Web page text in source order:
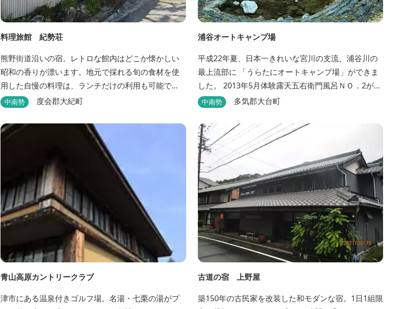
料理旅館 紀勢荘
熊野街道沿いの宿。レトロな館内はどこか懐かしい
昭和の香りが漂います。地元で採れる旬の食材を使
用した自慢の料理は、ランチだけの利用も可能で
す。
中南勢 度会郡大紀町
浦谷オートキャンプ場
平成22年夏、日本一きれいな宮川の支流、浦谷川の
最上流部に 「うらたにオートキャンプ場」ができま
した。 2013年5月体験露天五右衛門風呂ＮＯ．2が完
成しました。親子4人が入れる大きさです。中には腰
ます。ひのきの香り漂う特製五右衛門風呂を自分で
沸かし、入浴しませんか？ 同時にデッキ付ひのき小
屋も完成しました。是非ご利用ください。
中南勢 多気郡大台町
青山高原カントリークラブ
津市にある温泉付きゴルフ場。名湯・七栗の湯がプ
古道の宿 上野屋
築150年の古民家を改装した和モダンな宿。1日1組限